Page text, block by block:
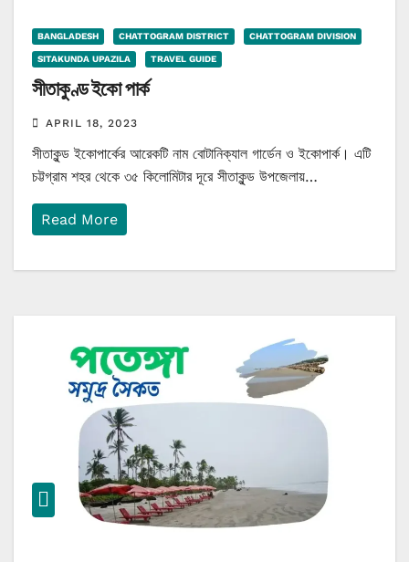
BANGLADESH CHATTOGRAM DISTRICT CHATTOGRAM DIVISION
SITAKUNDA UPAZILA TRAVEL GUIDE
সীতাকুণ্ড ইকো পার্ক
APRIL 18, 2023
সীতাকুন্ড ইকোপার্কের আরেকটি নাম বোটানিক্যাল গার্ডেন ও ইকোপার্ক। এটি
চট্টগ্রাম শহর থেকে ৩৫ কিলোমিটার দূরে সীতাকুন্ড উপজেলায়…
Read More